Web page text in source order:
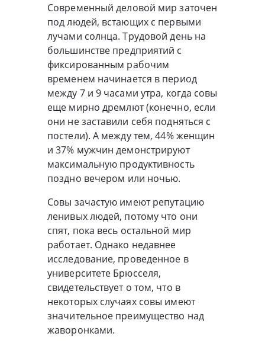
Современный деловой мир заточен
под людей, встающих с первыми
лучами солнца. Трудовой день на
большинстве предприятий с
фиксированным рабочим
временем начинается в период
между 7 и 9 часами утра, когда совы
еще мирно дремлют (конечно, если
они не заставили себя подняться с
постели). А между тем, 44% женщин
и 37% мужчин демонстрируют
максимальную продуктивность
поздно вечером или ночью.
Совы зачастую имеют репутацию
ленивых людей, потому что они
спят, пока весь остальной мир
работает. Однако недавнее
исследование, проведенное в
университете Брюсселя,
свидетельствует о том, что в
некоторых случаях совы имеют
значительное преимущество над
жаворонками.